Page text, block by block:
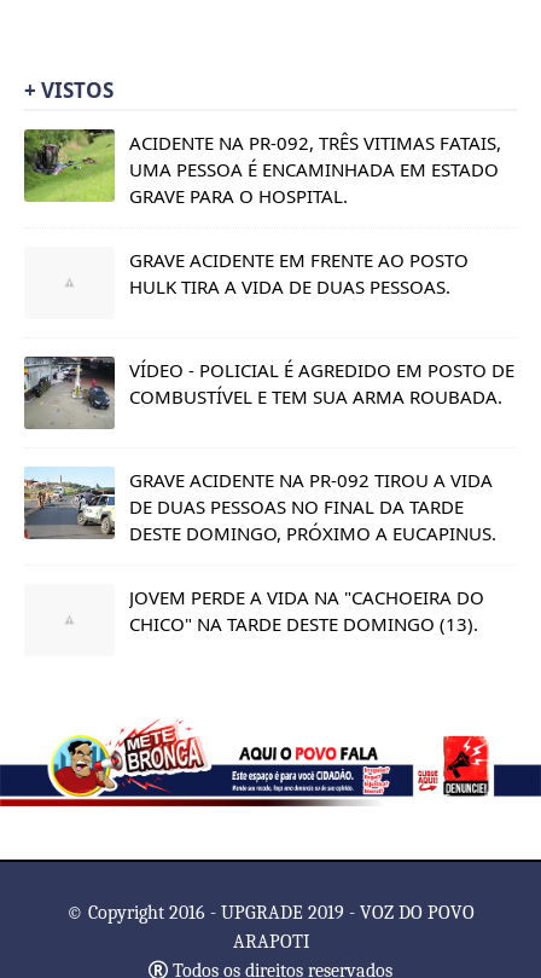
+ VISTOS
ACIDENTE NA PR-092, TRÊS VITIMAS FATAIS,
UMA PESSOA É ENCAMINHADA EM ESTADO
GRAVE PARA O HOSPITAL.
GRAVE ACIDENTE EM FRENTE AO POSTO
HULK TIRA A VIDA DE DUAS PESSOAS.
VÍDEO - POLICIAL É AGREDIDO EM POSTO DE
COMBUSTÍVEL E TEM SUA ARMA ROUBADA.
GRAVE ACIDENTE NA PR-092 TIROU A VIDA
DE DUAS PESSOAS NO FINAL DA TARDE
DESTE DOMINGO, PRÓXIMO A EUCAPINUS.
JOVEM PERDE A VIDA NA "CACHOEIRA DO
CHICO" NA TARDE DESTE DOMINGO (13).
© Copyright 2016 - UPGRADE 2019 - VOZ DO POVO
ARAPOTI
Todos os direitos reservados